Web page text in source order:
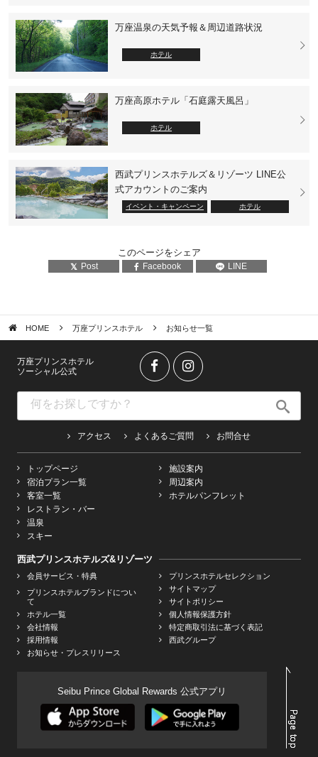
万座温泉の天気予報＆周辺道路状況
ホテル
万座高原ホテル「石庭露天風呂」
ホテル
西武プリンスホテルズ＆リゾーツ LINE公
式アカウントのご案内
イベント・キャンペーン ホテル
このページをシェア
Post Facebook LINE
HOME 万座プリンスホテル お知らせ一覧
万座プリンスホテル
ソーシャル公式
アクセス よくあるご質問 お問合せ
トップページ
宿泊プラン一覧
客室一覧
レストラン・バー
温泉
スキー
施設案内
周辺案内
ホテルパンフレット
西武プリンスホテルズ&リゾーツ
会員サービス・特典
プリンスホテルブランドについ
て
ホテル一覧
会社情報
採用情報
お知らせ・プレスリリース
プリンスホテルセレクション
サイトマップ
サイトポリシー
個人情報保護方針
特定商取引法に基づく表記
西武グループ
Seibu Prince Global Rewards 公式アプリ